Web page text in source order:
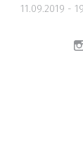
11.09.2019 -